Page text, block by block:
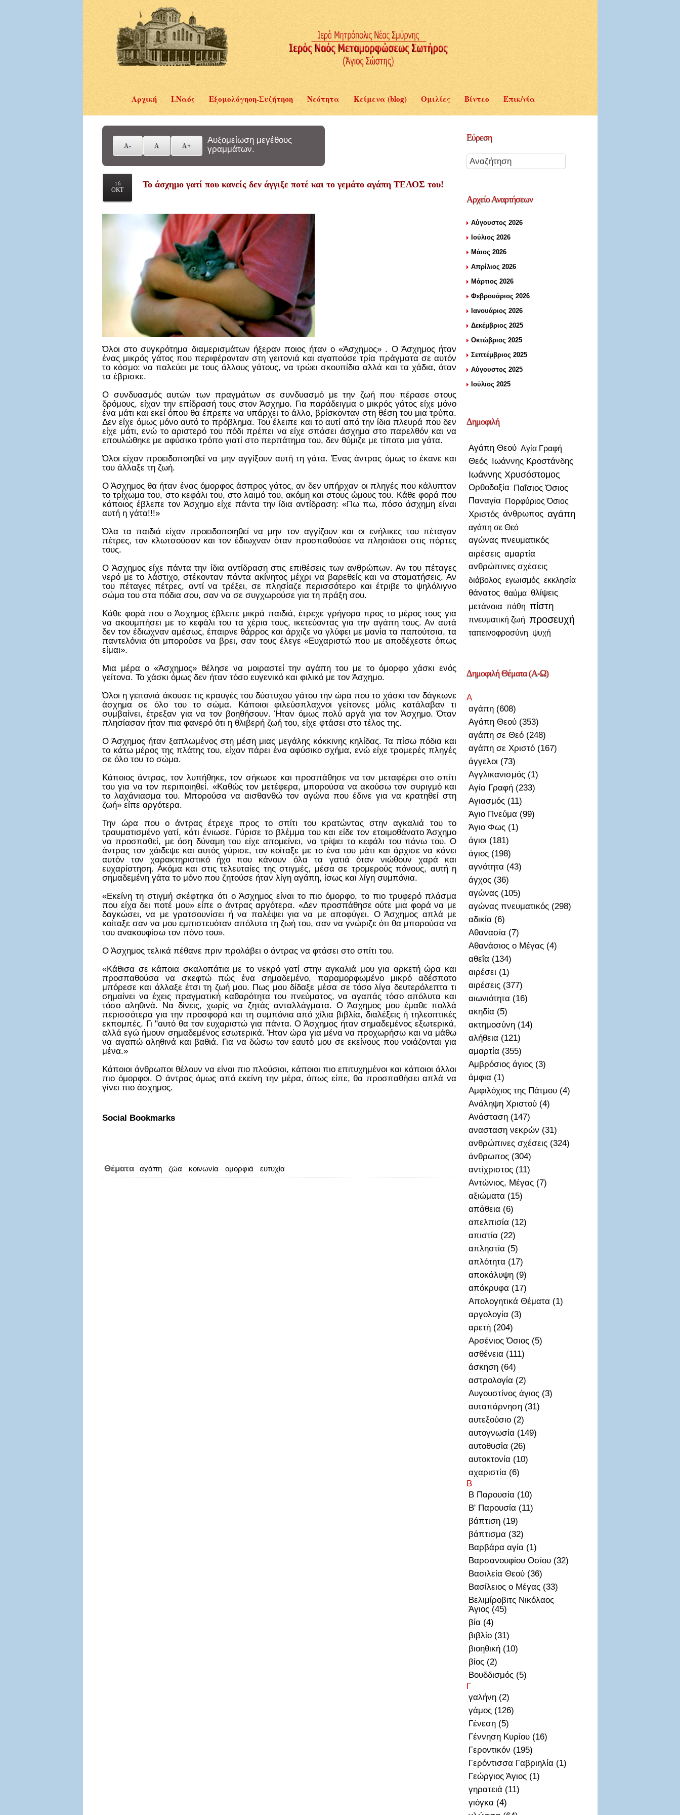
Αρχική Ι.Ναός Εξομολόγηση-Συζήτηση Νεότητα Κείμενα (blog) Ομιλίες Βίντεο Επικ/νία
Αυξομείωση μεγέθους
γραμμάτων.
16
ΟΚΤ
Το άσχημο γατί που κανείς δεν άγγιξε ποτέ και το γεμάτο αγάπη ΤΕΛΟΣ του!
Όλοι στο συγκρότημα διαμερισμάτων ήξεραν ποιος ήταν ο «Άσχημος» . Ο Άσχημος ήταν
ένας μικρός γάτος που περιφέρονταν στη γειτονιά και αγαπούσε τρία πράγματα σε αυτόν
το κόσμο: να παλεύει με τους άλλους γάτους, να τρώει σκουπίδια αλλά και τα χάδια, όταν
τα έβρισκε.
Ο συνδυασμός αυτών των πραγμάτων σε συνδυασμό με την ζωή που πέρασε στους
δρόμους, είχαν την επίδρασή τους στον Άσχημο. Για παράδειγμα ο μικρός γάτος είχε μόνο
ένα μάτι και εκεί όπου θα έπρεπε να υπάρχει το άλλο, βρίσκονταν στη θέση του μια τρύπα.
Δεν είχε όμως μόνο αυτό το πρόβλημα. Του έλειπε και το αυτί από την ίδια πλευρά που δεν
είχε μάτι, ενώ το αριστερό του πόδι πρέπει να είχε σπάσει άσχημα στο παρελθόν και να
επουλώθηκε με αφύσικο τρόπο γιατί στο περπάτημα του, δεν θύμιζε με τίποτα μια γάτα.
Όλοι είχαν προειδοποιηθεί να μην αγγίξουν αυτή τη γάτα. Ένας άντρας όμως το έκανε και
του άλλαξε τη ζωή.
Ο Άσχημος θα ήταν ένας όμορφος άσπρος γάτος, αν δεν υπήρχαν οι πληγές που κάλυπταν
το τρίχωμα του, στο κεφάλι του, στο λαιμό του, ακόμη και στους ώμους του. Κάθε φορά που
κάποιος έβλεπε τον Άσχημο είχε πάντα την ίδια αντίδραση: «Πω πω, πόσο άσχημη είναι
αυτή η γάτα!!!»
Όλα τα παιδιά είχαν προειδοποιηθεί να μην τον αγγίζουν και οι ενήλικες του πέταγαν
πέτρες, τον κλωτσούσαν και τον έδιωχναν όταν προσπαθούσε να πλησιάσει στις πόρτες
τους.
Ο Άσχημος είχε πάντα την ίδια αντίδραση στις επιθέσεις των ανθρώπων. Αν του πέταγες
νερό με το λάστιχο, στέκονταν πάντα ακίνητος μέχρι να βαρεθείς και να σταματήσεις. Αν
του πέταγες πέτρες, αντί να τρέξει, σε πλησίαζε περισσότερο και έτριβε το ψηλόλιγνο
σώμα του στα πόδια σου, σαν να σε συγχωρούσε για τη πράξη σου.
Κάθε φορά που ο Άσχημος έβλεπε μικρά παιδιά, έτρεχε γρήγορα προς το μέρος τους για
να ακουμπήσει με το κεφάλι του τα χέρια τους, ικετεύοντας για την αγάπη τους. Αν αυτά
δεν τον έδιωχναν αμέσως, έπαιρνε θάρρος και άρχιζε να γλύφει με μανία τα παπούτσια, τα
παντελόνια ότι μπορούσε να βρει, σαν τους έλεγε «Ευχαριστώ που με αποδέχεστε όπως
είμαι».
Μια μέρα ο «Άσχημος» θέλησε να μοιραστεί την αγάπη του με το όμορφο χάσκι ενός
γείτονα. Το χάσκι όμως δεν ήταν τόσο ευγενικό και φιλικό με τον Άσχημο.
Όλοι η γειτονιά άκουσε τις κραυγές του δύστυχου γάτου την ώρα που το χάσκι τον δάγκωνε
άσχημα σε όλο του το σώμα. Κάποιοι φιλεύσπλαχνοι γείτονες μόλις κατάλαβαν τι
συμβαίνει, έτρεξαν για να τον βοηθήσουν. Ήταν όμως πολύ αργά για τον Άσχημο. Όταν
πλησίασαν ήταν πια φανερό ότι η θλιβερή ζωή του, είχε φτάσει στο τέλος της.
Ο Άσχημος ήταν ξαπλωμένος στη μέση μιας μεγάλης κόκκινης κηλίδας. Τα πίσω πόδια και
το κάτω μέρος της πλάτης του, είχαν πάρει ένα αφύσικο σχήμα, ενώ είχε τρομερές πληγές
σε όλο του το σώμα.
Κάποιος άντρας, τον λυπήθηκε, τον σήκωσε και προσπάθησε να τον μεταφέρει στο σπίτι
του για να τον περιποιηθεί. «Καθώς τον μετέφερα, μπορούσα να ακούσω τον συριγμό και
το λαχάνιασμα του. Μπορούσα να αισθανθώ τον αγώνα που έδινε για να κρατηθεί στη
ζωή» είπε αργότερα.
Την ώρα που ο άντρας έτρεχε προς το σπίτι του κρατώντας στην αγκαλιά του το
τραυματισμένο γατί, κάτι ένιωσε. Γύρισε το βλέμμα του και είδε τον ετοιμοθάνατο Άσχημο
να προσπαθεί, με όση δύναμη του είχε απομείνει, να τρίψει το κεφάλι του πάνω του. Ο
άντρας τον χάιδεψε και αυτός γύρισε, τον κοίταξε με το ένα του μάτι και άρχισε να κάνει
αυτόν τον χαρακτηριστικό ήχο που κάνουν όλα τα γατιά όταν νιώθουν χαρά και
ευχαρίστηση. Ακόμα και στις τελευταίες της στιγμές, μέσα σε τρομερούς πόνους, αυτή η
σημαδεμένη γάτα το μόνο που ζητούσε ήταν λίγη αγάπη, ίσως και λίγη συμπόνια.
«Εκείνη τη στιγμή σκέφτηκα ότι ο Άσχημος είναι το πιο όμορφο, το πιο τρυφερό πλάσμα
που είχα δει ποτέ μου» είπε ο άντρας αργότερα. «Δεν προσπάθησε ούτε μια φορά να με
δαγκώσει, να με γρατσουνίσει ή να παλέψει για να με αποφύγει. Ο Άσχημος απλά με
κοίταξε σαν να μου εμπιστευόταν απόλυτα τη ζωή του, σαν να γνώριζε ότι θα μπορούσα να
του ανακουφίσω τον πόνο του».
Ο Άσχημος τελικά πέθανε πριν προλάβει ο άντρας να φτάσει στο σπίτι του.
«Κάθισα σε κάποια σκαλοπάτια με το νεκρό γατί στην αγκαλιά μου για αρκετή ώρα και
προσπαθούσα να σκεφτώ πώς ένα σημαδεμένο, παραμορφωμένο μικρό αδέσποτο
μπόρεσε και άλλαξε έτσι τη ζωή μου. Πως μου δίδαξε μέσα σε τόσο λίγα δευτερόλεπτα τι
σημαίνει να έχεις πραγματική καθαρότητα του πνεύματος, να αγαπάς τόσο απόλυτα και
τόσο αληθινά. Να δίνεις, χωρίς να ζητάς ανταλλάγματα. Ο Άσχημος μου έμαθε πολλά
περισσότερα για την προσφορά και τη συμπόνια από χίλια βιβλία, διαλέξεις ή τηλεοπτικές
εκπομπές. Γι "αυτό θα τον ευχαριστώ για πάντα. Ο Άσχημος ήταν σημαδεμένος εξωτερικά,
αλλά εγώ ήμουν σημαδεμένος εσωτερικά. Ήταν ώρα για μένα να προχωρήσω και να μάθω
να αγαπώ αληθινά και βαθιά. Για να δώσω τον εαυτό μου σε εκείνους που νοιάζονται για
μένα.»
Κάποιοι άνθρωποι θέλουν να είναι πιο πλούσιοι, κάποιοι πιο επιτυχημένοι και κάποιοι άλλοι
πιο όμορφοι. Ο άντρας όμως από εκείνη την μέρα, όπως είπε, θα προσπαθήσει απλά να
γίνει πιο άσχημος.
Social Bookmarks
Θέματα αγάπη ζώα κοινωνία ομορφιά ευτυχία
Εύρεση
ΑρχείοΑναρτήσεων
Αύγουστος 2026
Ιούλιος 2026
Μάιος 2026
Απρίλιος 2026
Μάρτιος 2026
Φεβρουάριος 2026
Ιανουάριος 2026
Δεκέμβριος 2025
Οκτώβριος 2025
Σεπτέμβριος 2025
Αύγουστος 2025
Ιούλιος 2025
Δημοφιλή
Αγάπη Θεού Αγία Γραφή
Θεός Ιωάννης Κροστάνδης
Ιωάννης Χρυσόστομος
Ορθοδοξία Παΐσιος Όσιος
Παναγία Πορφύριος Όσιος
Χριστός άνθρωπος αγάπη
αγάπη σε Θεό
αγώνας πνευματικός
αιρέσεις αμαρτία
ανθρώπινες σχέσεις
διάβολος εγωισμός εκκλησία
θάνατος θαύμα θλίψεις
μετάνοια πάθη πίστη
πνευματική ζωή προσευχή
ταπεινοφροσύνη ψυχή
ΔημοφιλήΘέματα (Α-Ω)
Α
αγάπη (608)
Αγάπη Θεού (353)
αγάπη σε Θεό (248)
αγάπη σε Χριστό (167)
άγγελοι (73)
Αγγλικανισμός (1)
Αγία Γραφή (233)
Αγιασμός (11)
Άγιο Πνεύμα (99)
Άγιο Φως (1)
άγιοι (181)
άγιος (198)
αγνότητα (43)
άγχος (36)
αγώνας (105)
αγώνας πνευματικός (298)
αδικία (6)
Αθανασία (7)
Αθανάσιος ο Μέγας (4)
αθεΐα (134)
αιρέσει (1)
αιρέσεις (377)
αιωνιότητα (16)
ακηδία (5)
ακτημοσὐνη (14)
αλήθεια (121)
αμαρτία (355)
Αμβρόσιος άγιος (3)
άμφια (1)
Αμφιλόχιος της Πάτμου (4)
Ανάληψη Χριστού (4)
Ανάσταση (147)
ανασταση νεκρών (31)
ανθρώπινες σχέσεις (324)
άνθρωπος (304)
αντίχριστος (11)
Αντώνιος, Μέγας (7)
αξιώματα (15)
απἀθεια (6)
απελπισία (12)
απιστία (22)
απληστία (5)
απλότητα (17)
αποκάλυψη (9)
απόκρυφα (17)
Απολογητικά Θέματα (1)
αργολογία (3)
αρετή (204)
Αρσένιος Όσιος (5)
ασθένεια (111)
άσκηση (64)
αστρολογία (2)
Αυγουστίνος άγιος (3)
αυταπάρνηση (31)
αυτεξούσιο (2)
αυτογνωσία (149)
αυτοθυσἰα (26)
αυτοκτονία (10)
αχαριστία (6)
Β
Β Παρουσία (10)
Β' Παρουσία (11)
βάπτιση (19)
βάπτισμα (32)
Βαρβάρα αγία (1)
Βαρσανουφίου Οσίου (32)
Βασιλεία Θεού (36)
Βασίλειος ο Μέγας (33)
Βελιμίροβιτς Νικόλαος
Άγιος (45)
βία (4)
βιβλίο (31)
βιοηθική (10)
βίος (2)
Βουδδισμός (5)
Γ
γαλήνη (2)
γάμος (126)
Γένεση (5)
Γέννηση Κυρίου (16)
Γεροντικόν (195)
Γερόντισσα Γαβριηλία (1)
Γεώργιος Άγιος (1)
γηρατειά (11)
γιόγκα (4)